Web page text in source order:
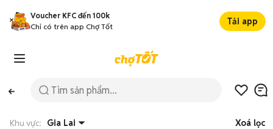
Voucher KFC đến 100k
Chỉ có trên app Chợ Tốt
Tải app
Khu vực: Gia Lai Xoá lọc